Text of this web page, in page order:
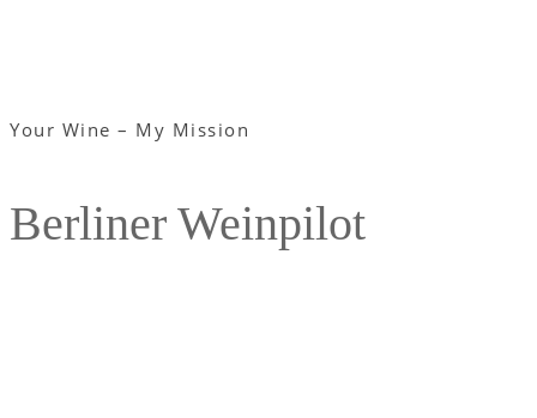
Your Wine – My Mission
Berliner Weinpilot